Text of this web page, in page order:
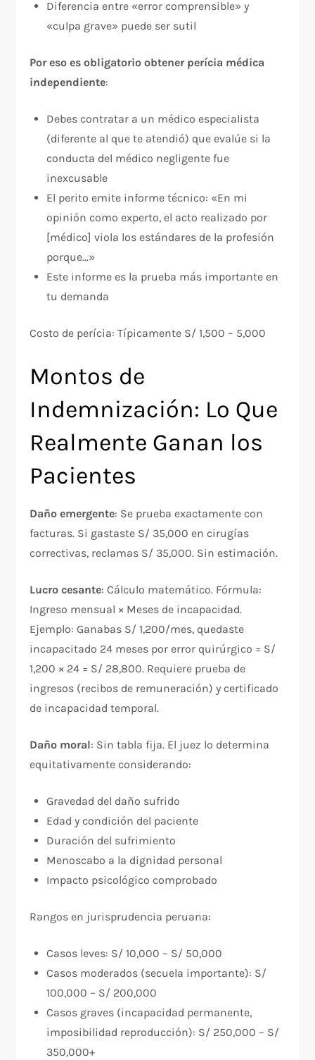
Diferencia entre «error comprensible» y
«culpa grave» puede ser sutil
Por eso es obligatorio obtener perícia médica
independiente:​
Debes contratar a un médico especialista
(diferente al que te atendió) que evalúe si la
conducta del médico negligente fue
inexcusable
El perito emite informe técnico: «En mi
opinión como experto, el acto realizado por
[médico] viola los estándares de la profesión
porque…»
Este informe es la prueba más importante en
tu demanda
Costo de perícia: Típicamente S/ 1,500 – 5,000​
Montos de
Indemnización: Lo Que
Realmente Ganan los
Pacientes
Daño emergente: Se prueba exactamente con
facturas. Si gastaste S/ 35,000 en cirugías
correctivas, reclamas S/ 35,000. Sin estimación.​
Lucro cesante: Cálculo matemático. Fórmula:
Ingreso mensual × Meses de incapacidad.
Ejemplo: Ganabas S/ 1,200/mes, quedaste
incapacitado 24 meses por error quirúrgico = S/
1,200 × 24 = S/ 28,800. Requiere prueba de
ingresos (recibos de remuneración) y certificado
de incapacidad temporal.​
Daño moral: Sin tabla fija. El juez lo determina
equitativamente considerando:​
Gravedad del daño sufrido
Edad y condición del paciente
Duración del sufrimiento
Menoscabo a la dignidad personal
Impacto psicológico comprobado
Rangos en jurisprudencia peruana:​
Casos leves: S/ 10,000 – S/ 50,000
Casos moderados (secuela importante): S/
100,000 – S/ 200,000
Casos graves (incapacidad permanente,
imposibilidad reproducción): S/ 250,000 – S/
350,000+